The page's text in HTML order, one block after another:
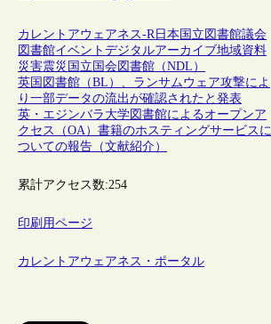
カレントアウェアネス-R 日本 国立図書館議会
図書館イベントデジタルアーカイブ地域資料
災害震災 国立国会図書館（NDL）
英国図書館（BL）、ランサムウェア攻撃によ
り一部データの流出が確認されたと発表
英・エジンバラ大学図書館によるオープンア
クセス（OA）書籍のホスティングサービスに
ついての報告（文献紹介）
累計アクセス数:254
印刷用ページ
カレントアウェアネス・ポータル